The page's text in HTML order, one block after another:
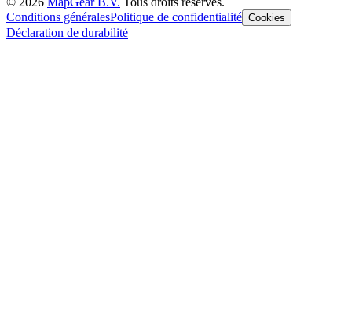
Conditions généralesPolitique de confidentialité Cookies
Déclaration de durabilité